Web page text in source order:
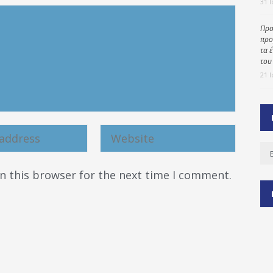
this browser for the next time I comment.
τα
21